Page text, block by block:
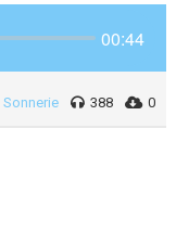
00:44
Sonnerie 388 0